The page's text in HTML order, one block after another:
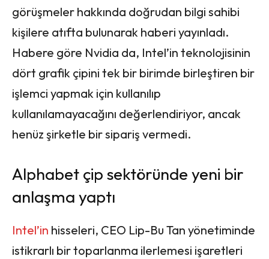
görüşmeler hakkında doğrudan bilgi sahibi
kişilere atıfta bulunarak haberi yayınladı.
Habere göre Nvidia da, Intel’in teknolojisinin
dört grafik çipini tek bir birimde birleştiren bir
işlemci yapmak için kullanılıp
kullanılamayacağını değerlendiriyor, ancak
henüz şirketle bir sipariş vermedi.
Alphabet çip sektöründe yeni bir
anlaşma yaptı
Intel’in hisseleri, CEO Lip-Bu Tan yönetiminde
istikrarlı bir toparlanma ilerlemesi işaretleri